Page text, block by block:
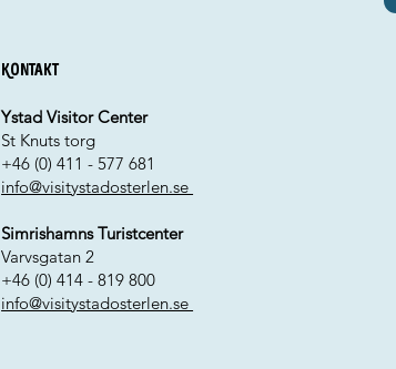
Kontakt
Ystad Visitor Center
St Knuts torg
+46 (0) 411 - 577 681
info@visitystadosterlen.se
Simrishamns Turistcenter
Varvsgatan 2
+46 (0) 414 - 819 800
info@visitystadosterlen.se